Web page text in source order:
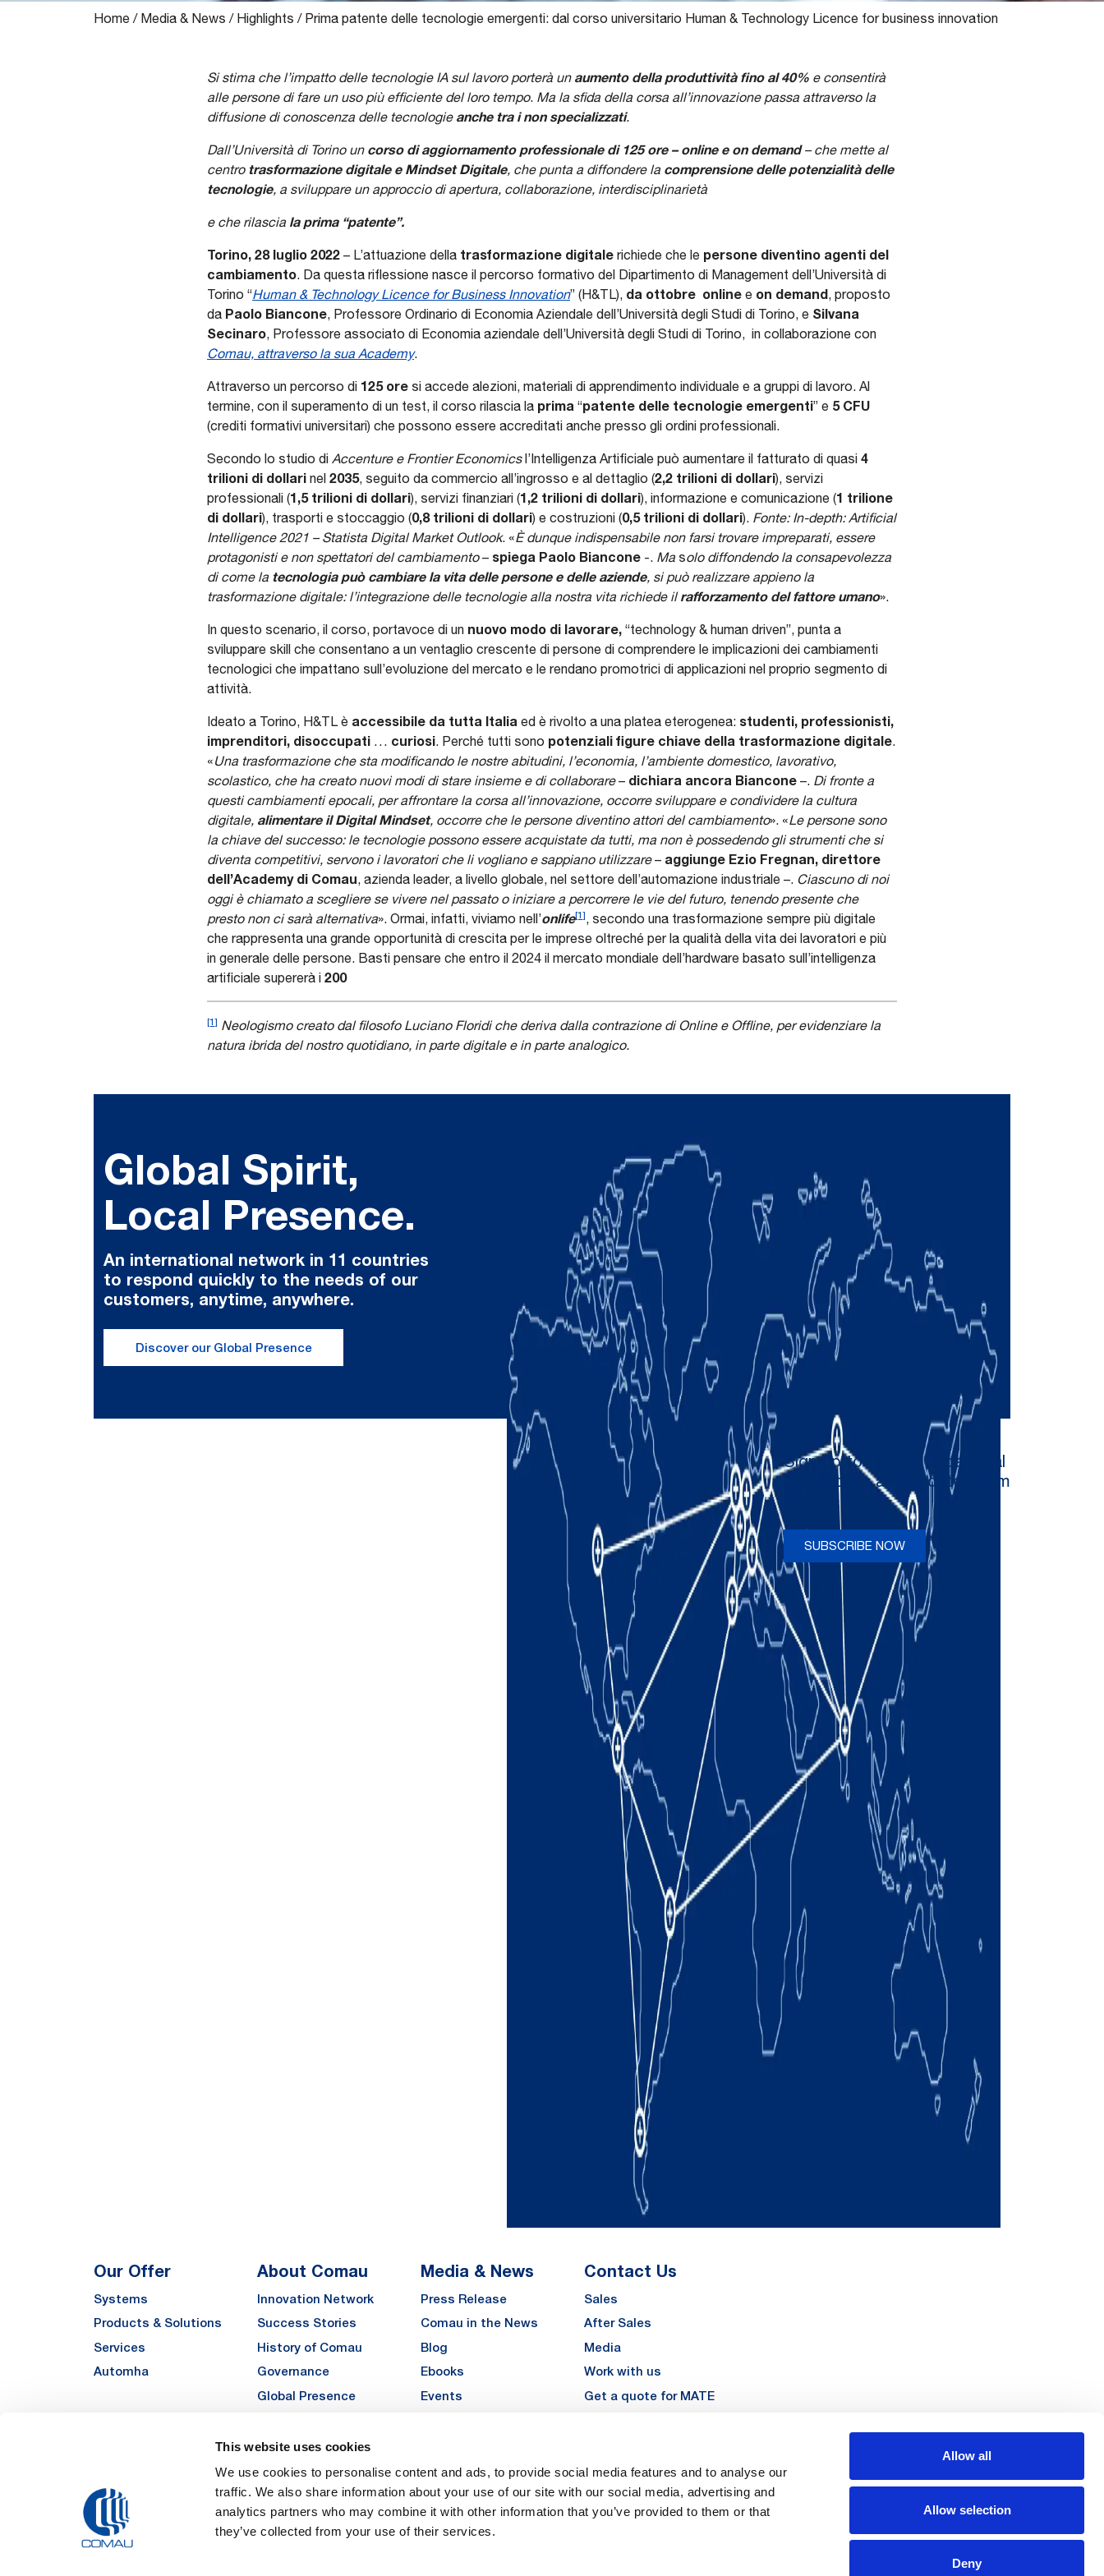
This website uses cookies
We use cookies to personalise content and ads, to provide social media features and to analyse our
traffic. We also share information about your use of our site with our social media, advertising and
analytics partners who may combine it with other information that you’ve provided to them or that
they’ve collected from your use of their services.
Allow all
Allow selection
Deny
Home / Media & News / Highlights / Prima patente delle tecnologie emergenti: dal corso universitario Human & Technology Licence for business innovation
Si stima che l’impatto delle tecnologie IA sul lavoro porterà un aumento della produttività fino al 40% e consentirà
alle persone di fare un uso più efficiente del loro tempo. Ma la sfida della corsa all’innovazione passa attraverso la
diffusione di conoscenza delle tecnologie anche tra i non specializzati.
Dall’Università di Torino un corso di aggiornamento professionale di 125 ore – online e on demand– che mette al
centro trasformazione digitale e Mindset Digitale, che punta a diffondere la comprensione delle potenzialità delle
tecnologie, a sviluppare un approccio di apertura, collaborazione, interdisciplinarietà
e che rilascia la prima “patente”.
Torino, 28 luglio 2022 – L’attuazione della trasformazione digitale richiede che le persone diventino agenti del
cambiamento. Da questa riflessione nasce il percorso formativo del Dipartimento di Management dell’Università di
Torino “Human & Technology Licence for Business Innovation” (H&TL), da ottobre online e on demand, proposto
da Paolo Biancone, Professore Ordinario di Economia Aziendale dell’Università degli Studi di Torino, e Silvana
Secinaro, Professore associato di Economia aziendale dell’Università degli Studi di Torino, in collaborazione con
Comau, attraverso la sua Academy.
Attraverso un percorso di 125 ore si accede alezioni, materiali di apprendimento individuale e a gruppi di lavoro. Al
termine, con il superamento di un test, il corso rilascia la prima “patente delle tecnologie emergenti” e 5 CFU
(crediti formativi universitari) che possono essere accreditati anche presso gli ordini professionali.
Secondo lo studio di Accenture e Frontier Economicsl’Intelligenza Artificiale può aumentare il fatturato di quasi 4
trilioni di dollari nel 2035, seguito da commercio all’ingrosso e al dettaglio (2,2 trilioni di dollari), servizi
professionali (1,5 trilioni di dollari), servizi finanziari (1,2 trilioni di dollari), informazione e comunicazione (1 trilione
di dollari), trasporti e stoccaggio (0,8 trilioni di dollari) e costruzioni (0,5 trilioni di dollari). Fonte: In-depth: Artificial
Intelligence 2021 – Statista Digital Market Outlook. «È dunque indispensabile non farsi trovare impreparati, essere
protagonisti e non spettatori del cambiamento– spiega Paolo Biancone -. Ma solo diffondendo la consapevolezza
di come la tecnologia può cambiare la vita delle persone e delle aziende, si può realizzare appieno la
trasformazione digitale: l’integrazione delle tecnologie alla nostra vita richiede ilrafforzamento del fattore umano».
In questo scenario, il corso, portavoce di un nuovo modo di lavorare, “technology & human driven”, punta a
sviluppare skill che consentano a un ventaglio crescente di persone di comprendere le implicazioni dei cambiamenti
tecnologici che impattano sull’evoluzione del mercato e le rendano promotrici di applicazioni nel proprio segmento di
attività.
Ideato a Torino, H&TL è accessibile da tutta Italia ed è rivolto a una platea eterogenea: studenti, professionisti,
imprenditori, disoccupati … curiosi. Perché tutti sono potenziali figure chiave della trasformazione digitale.
«Una trasformazione che sta modificando le nostre abitudini, l’economia, l’ambiente domestico, lavorativo,
scolastico, che ha creato nuovi modi di stare insieme e di collaborare– dichiara ancora Biancone –. Di fronte a
questi cambiamenti epocali, per affrontare la corsa all’innovazione, occorre sviluppare e condividere la cultura
digitale, alimentare il Digital Mindset, occorre che le persone diventino attori del cambiamento». «Le persone sono
la chiave del successo: le tecnologie possono essere acquistate da tutti, ma non è possedendo gli strumenti che si
diventa competitivi, servono i lavoratori che li vogliano e sappiano utilizzare– aggiunge Ezio Fregnan, direttore
dell’Academy di Comau, azienda leader, a livello globale, nel settore dell’automazione industriale –. Ciascuno di noi
oggi è chiamato a scegliere se vivere nel passato o iniziare a percorrere le vie del futuro, tenendo presente che
presto non ci sarà alternativa». Ormai, infatti, viviamo nell’onlife[1], secondo una trasformazione sempre più digitale
che rappresenta una grande opportunità di crescita per le imprese oltreché per la qualità della vita dei lavoratori e più
in generale delle persone. Basti pensare che entro il 2024 il mercato mondiale dell’hardware basato sull’intelligenza
artificiale supererà i 200
[1] Neologismo creato dal filosofo Luciano Floridi che deriva dalla contrazione di Online e Offline, per evidenziare la
natura ibrida del nostro quotidiano, in parte digitale e in parte analogico.
Global Spirit,
Local Presence.
An international network in 11 countries
to respond quickly to the needs of our
customers, anytime, anywhere.
Discover our Global Presence
Our Offer
Systems
Products & Solutions
Services
Automha
About Comau
Innovation Network
Success Stories
History of Comau
Governance
Global Presence
Sustainability
Suppliers
Funded Projects
Careers
Media & News
Press Release
Comau in the News
Blog
Ebooks
Events
Contact Us
Sales
After Sales
Media
Work with us
Get a quote for MATE
LinkedIn
Instagram
YouTube
Sign up to receive occasional
newsletters and updates from
SUBSCRIBE NOW